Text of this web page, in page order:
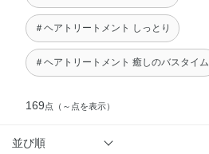
＃ヘアトリートメント しっとり
＃ヘアトリートメント 癒しのバスタイム
169点 （～点を表示）
並び順